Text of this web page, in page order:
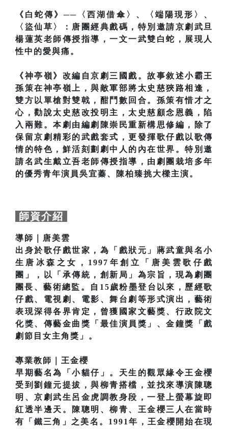
《白蛇傳》──〈西湖借傘〉、〈端陽現形〉、
〈盜仙草〉：唐團經典戲碼，特別邀請京劇武旦
楊蓮英老師傳授指導，一文一武雙白蛇，展現人
性中的愛與痛。
《神亭嶺》改編自京劇三國戲。故事敘述小霸王
孫策在神亭嶺上，與敵軍部將太史慈狹路相逢，
雙方以單槍對雙戟，酣鬥數回合。孫策有惜才之
心，勸說太史慈改投明主，太史慈顧念恩義，陷
入兩難。本劇由編劇陳崇民重新構思修編，除了
保留京劇精彩的武戲套式，更發揮歌仔戲以歌傳
情的特色，鮮活刻劃劇中人的內在世界。特別邀
請名武生戴立吾老師傳授指導，由劇團栽培多年
的優秀青年演員吳宜蓁、陳柏臻挑大樑主演。
師資介紹
導師｜唐美雲
出身於歌仔戲世家，為「戲狀元」蔣武童與名小
生唐冰森之女，1997年創立「唐美雲歌仔戲
團」，以「承傳統，創新局」為宗旨，現為劇團
團長、藝術總監。自15歲粉墨登台以來，歷經歌
仔戲、電視劇、電影、舞台劇等形式演出，藝術
表現深得各界肯定，曾獲國家文藝獎、行政院文
化獎、傳藝金曲獎「最佳演員獎」、金鐘獎「戲
劇節目女主角獎」。
專業教師｜王金櫻
早期藝名為「小貓仔」。天生的觀眾緣令王金櫻
受到劉鐘元提拔，與柳青搭檔，並找來導演陳聰
明、京劇武生呂金虎調教身段，一登上螢幕旋即
紅透半邊天。陳聰明、柳青、王金櫻三人在當時
有「鐵三角」之美名。1991年，王金櫻開始在現